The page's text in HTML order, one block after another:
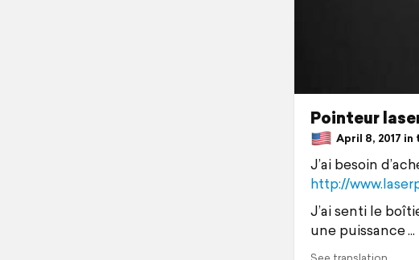
Pointeur
April 8, 2017 in
J’ai besoin
http://
J’ai senti le
une puissance